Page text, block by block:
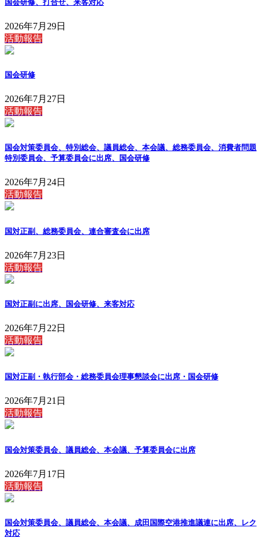
国会研修、打合せ、来客対応
2026年7月29日
活動報告
国会研修
2026年7月27日
活動報告
国会対策委員会、特別総会、議員総会、本会議、総務委員会、消費者問題
特別委員会、予算委員会に出席、国会研修
2026年7月24日
活動報告
国対正副、総務委員会、連合審査会に出席
2026年7月23日
活動報告
国対正副に出席、国会研修、来客対応
2026年7月22日
活動報告
国対正副・執行部会・総務委員会理事懇談会に出席・国会研修
2026年7月21日
活動報告
国会対策委員会、議員総会、本会議、予算委員会に出席
2026年7月17日
活動報告
国会対策委員会、議員総会、本会議、成田国際空港推進議連に出席、レク
対応